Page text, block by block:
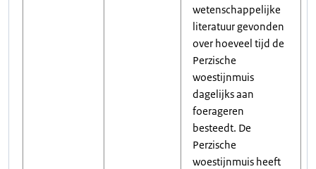
wetenschappelijke
literatuur gevonden
over hoeveel tijd de
Perzische
woestijnmuis
dagelijks aan
foerageren
besteedt. De
Perzische
woestijnmuis heeft